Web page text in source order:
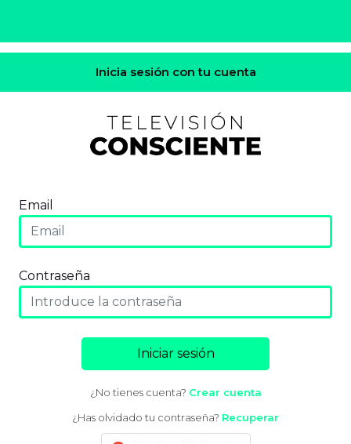
Inicia sesión con tu cuenta
Email
Contraseña
Iniciar sesión
¿No tienes cuenta? Crear cuenta
¿Has olvidado tu contraseña? Recuperar